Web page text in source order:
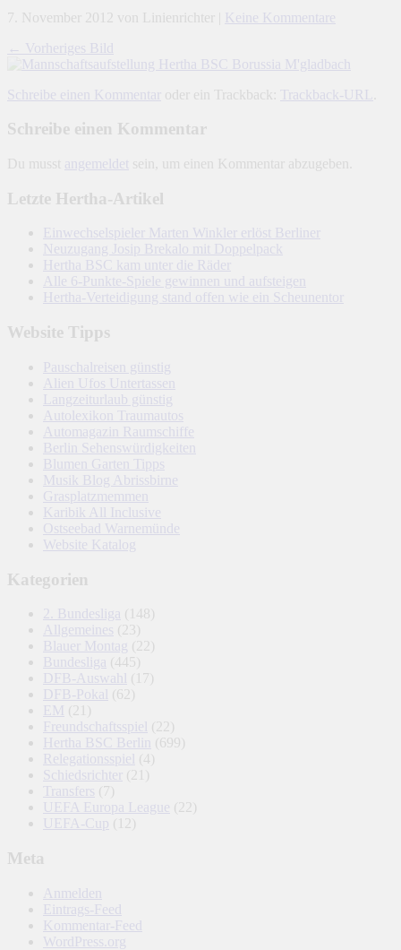
7. November 2012 von Linienrichter
Keine Kommentare
← Vorheriges Bild
Schreibe einen Kommentar oder ein Trackback: Trackback-URL
Schreibe einen Kommentar
Du musst angemeldet sein, um einen Kommentar abzugeben.
Letzte Hertha-Artikel
Einwechselspieler Marten Winkler erlöst Berliner
Neuzugang Josip Brekalo mit Doppelpack
Hertha BSC kam unter die Räder
Alle 6-Punkte-Spiele gewinnen und aufsteigen
Hertha-Verteidigung stand offen wie ein Scheunentor
Website Tipps
Pauschalreisen günstig
Alien Ufos Untertassen
Langzeiturlaub günstig
Autolexikon Traumautos
Automagazin Raumschiffe
Berlin Sehenswürdigkeiten
Blumen Garten Tipps
Musik Blog Abrissbirne
Grasplatzmemmen
Karibik All Inclusive
Ostseebad Warnemünde
Website Katalog
Kategorien
2. Bundesliga (148)
Allgemeines (23)
Blauer Montag (22)
Bundesliga (445)
DFB-Auswahl
(17)
DFB-Pokal (62)
EM (21)
Freundschaftsspiel (22)
Hertha BSC Berlin
(699)
Relegationsspiel (4)
Schiedsrichter
(21)
Transfers (7)
UEFA Europa League (22)
UEFA-Cup (12)
Meta
Anmelden
Eintrags-Feed
Kommentar-Feed
WordPress.org